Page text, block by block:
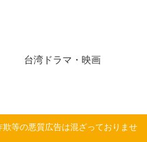
台湾ドラマ・映画
等の悪質広告は混ざっておりませ